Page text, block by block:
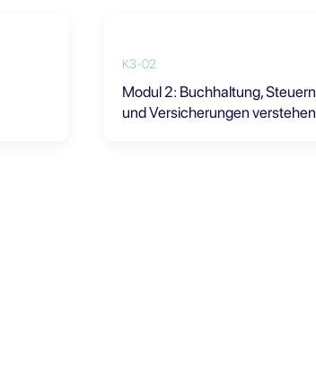
K3-02
Modul 2: Buchhaltung, Steuern
und Versicherungen verstehen